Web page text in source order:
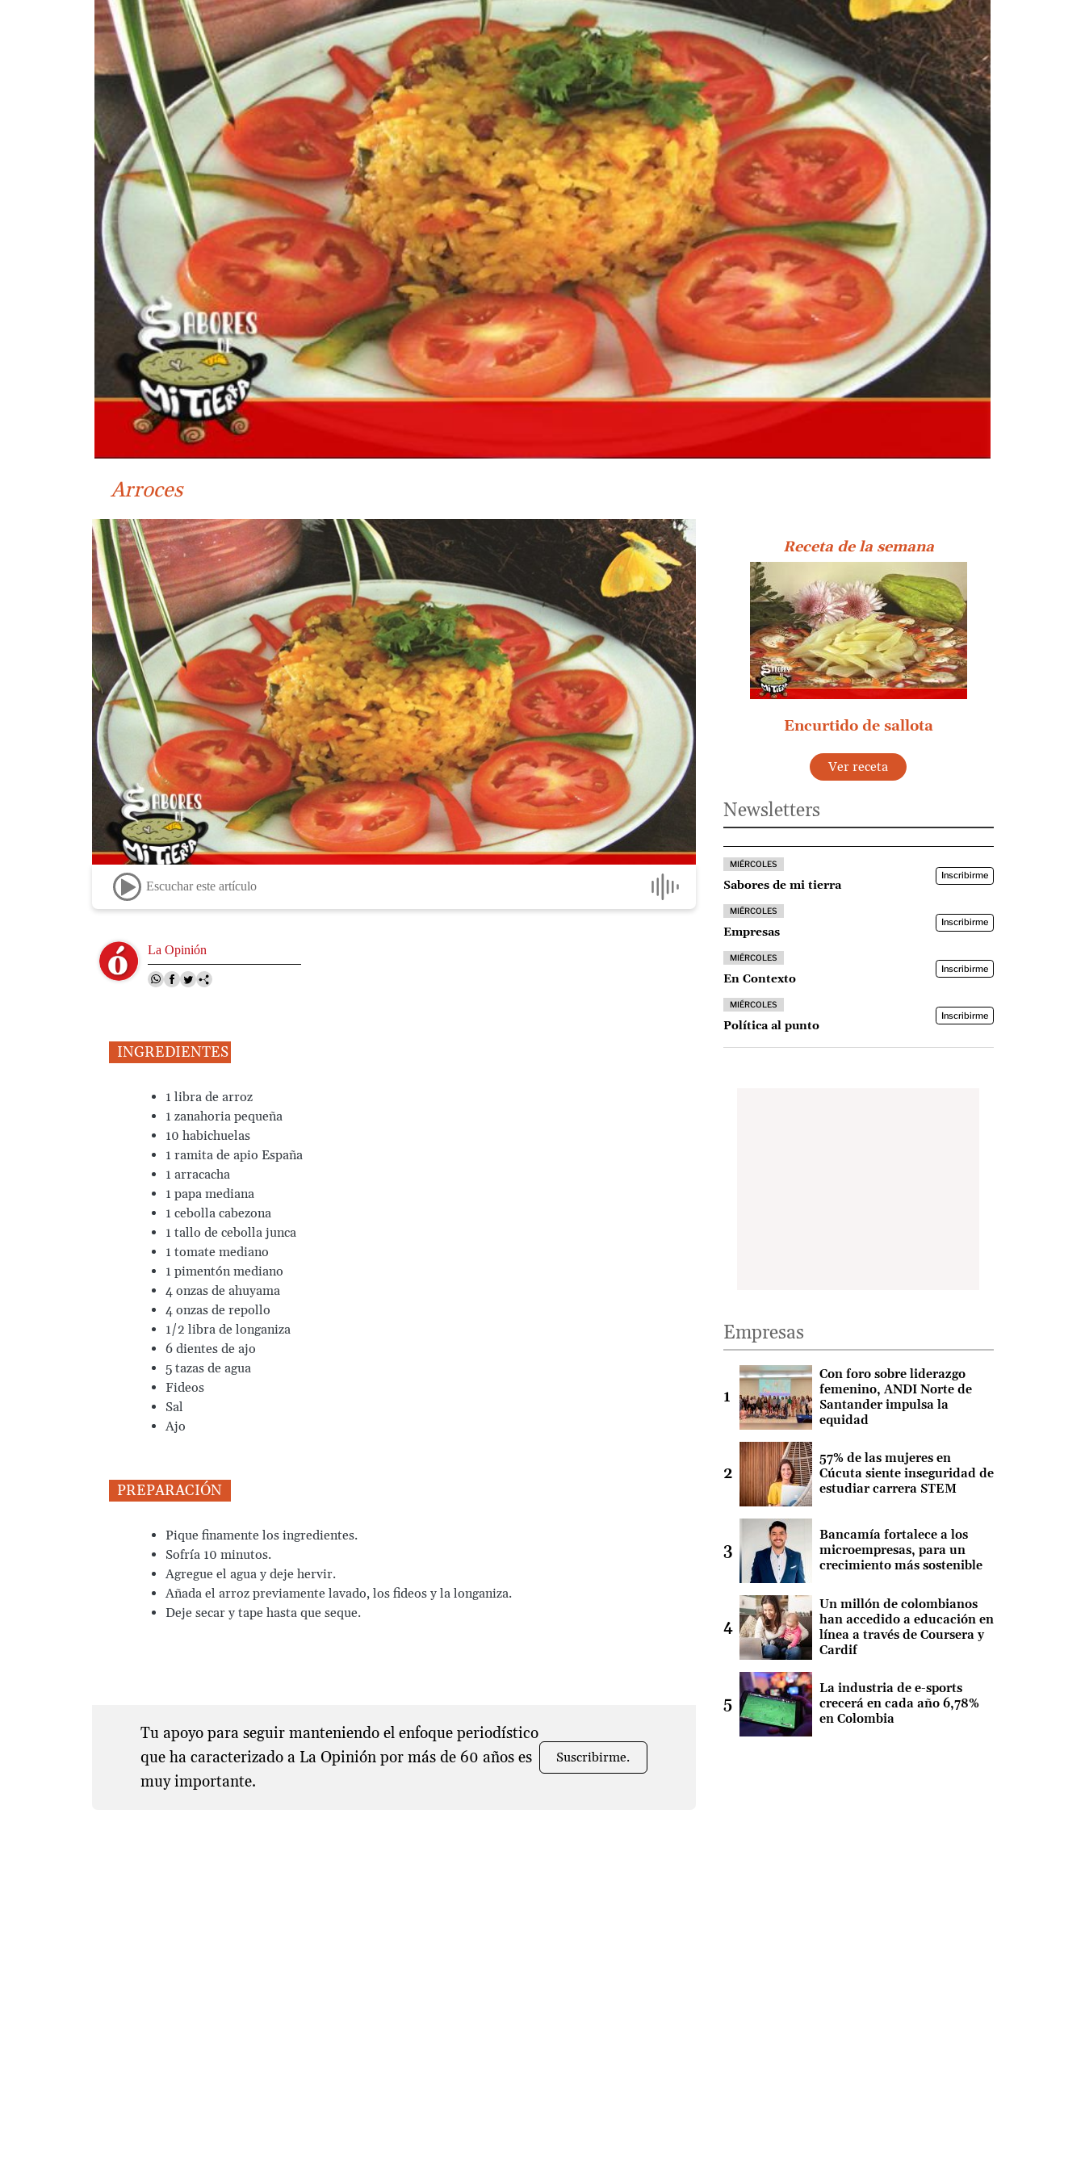
Arroces
Escuchar este artículo
Image La Opinión
INGREDIENTES
1 libra de arroz
1 zanahoria pequeña
10 habichuelas
1 ramita de apio España
1 arracacha
1 papa mediana
1 cebolla cabezona
1 tallo de cebolla junca
1 tomate mediano
1 pimentón mediano
4 onzas de ahuyama
4 onzas de repollo
1/2 libra de longaniza
6 dientes de ajo
5 tazas de agua
Fideos
Sal
Ajo
PREPARACIÓN
Pique finamente los ingredientes.
Sofría 10 minutos.
Agregue el agua y deje hervir.
Añada el arroz previamente lavado, los fideos y la longaniza.
Deje secar y tape hasta que seque.
Tu apoyo para seguir manteniendo el enfoque periodístico
que ha caracterizado a La Opinión por más de 60 años es
muy importante.
Suscribirme.
Receta de la semana
Encurtido de sallota
Ver receta
Newsletters
MIÉRCOLES
Sabores de mi tierra
Inscribirme
MIÉRCOLES
Empresas
Inscribirme
MIÉRCOLES
En Contexto
Inscribirme
MIÉRCOLES
Política al punto
Inscribirme
Empresas
Con foro sobre liderazgo
femenino, ANDI Norte de
Santander impulsa la
equidad
57% de las mujeres en
Cúcuta siente inseguridad de
estudiar carrera STEM
Bancamía fortalece a los
microempresas, para un
crecimiento más sostenible
Un millón de colombianos
han accedido a educación en
línea a través de Coursera y
Cardif
La industria de e-sports
crecerá en cada año 6,78%
en Colombia